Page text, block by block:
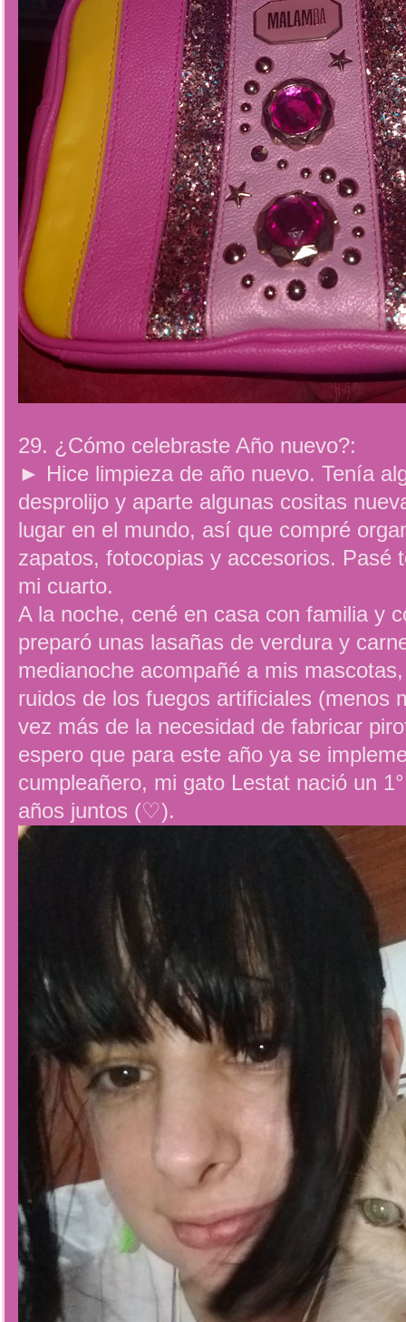
29. ¿Cómo celebraste Año nuevo?:
► Hice limpieza de año nuevo. Tenía
desprolijo y aparte algunas cositas
lugar en el mundo, así que compré
zapatos, fotocopias y accesorios. Pasé
mi cuarto.
A la noche, cené en casa con familia y
preparó unas lasañas de verdura y
medianoche acompañé a mis
ruidos de los fuegos artificiales (menos
vez más de la necesidad de fabricar
espero que para este año ya se
cumpleañero, mi gato Lestat nació un
años juntos (♡).